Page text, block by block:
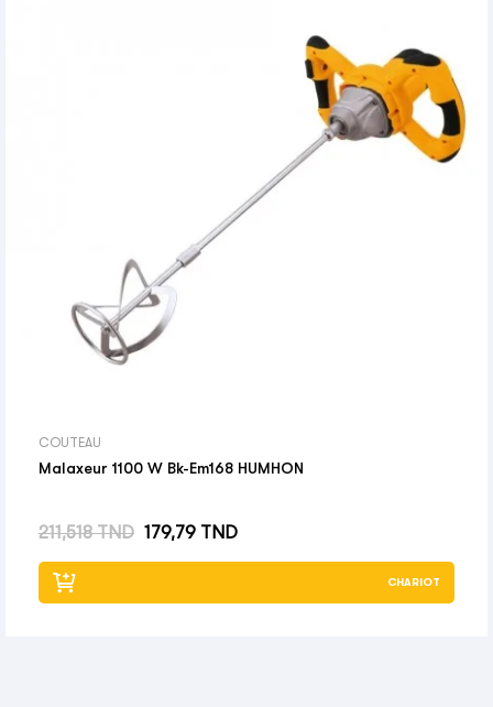
COUTEAU
Malaxeur 1100 W Bk-Em168 HUMHON
Prix habituel
211,518 TND Prix
179,79 TND
CHARIOT